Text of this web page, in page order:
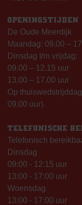
OPENINGSTIJDEN
De Oude Meerdijk
Maandag: 09.00 –
Dinsdag t/m vrijdag:
09.00 – 12.15 uur
13.00 – 17.00 uur
Op
09.00 uur).
TELEFONISCHE
Telefonisch
Dinsdag
09:00 - 12:15 uur
13:00 - 17:00 uur
Woensdag
13:00 - 17:00 uur